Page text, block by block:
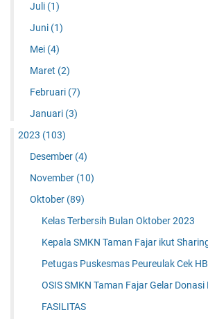
Juli (1)
Juni (1)
Mei (4)
Maret (2)
Februari (7)
Januari (3)
2023 (103)
Desember (4)
November (10)
Oktober (89)
Kelas Terbersih Bulan Oktober 2023
Kepala SMKN Taman Fajar ikut
Petugas Puskesmas Peureulak Cek
OSIS SMKN Taman Fajar Gelar
FASILITAS